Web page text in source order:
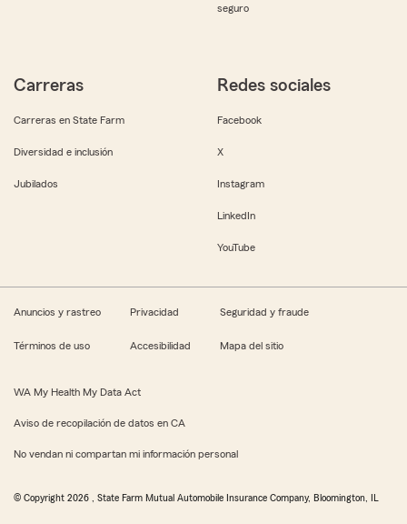
seguro
Carreras
Carreras en State Farm
Diversidad e inclusión
Jubilados
Redes sociales
Facebook
X
Instagram
LinkedIn
YouTube
Anuncios y rastreo Privacidad Seguridad y fraude
Términos de uso Accesibilidad Mapa del sitio
WA My Health My Data Act
Aviso de recopilación de datos en CA
No vendan ni compartan mi información personal
© Copyright 2026 , State Farm Mutual Automobile Insurance Company, Bloomington, IL